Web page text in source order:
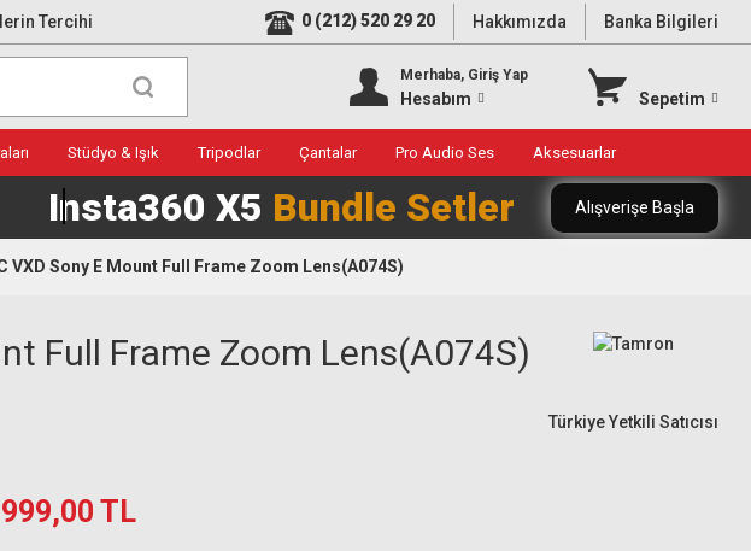
Tercihi 0 (212) 520 29 20 Hakkımızda Banka Bilgileri
Merhaba, Giriş Yap
Hesabım Sepetim
Stüdyo & Işık Tripodlar Çantalar Pro Audio Ses Aksesuarlar
Insta360 X5 Bundle Setler Alışverişe Başla
VXD Sony E Mount Full Frame Zoom Lens(A074S)
Full Frame Zoom Lens(A074S)
Türkiye Yetkili Satıcısı
TL